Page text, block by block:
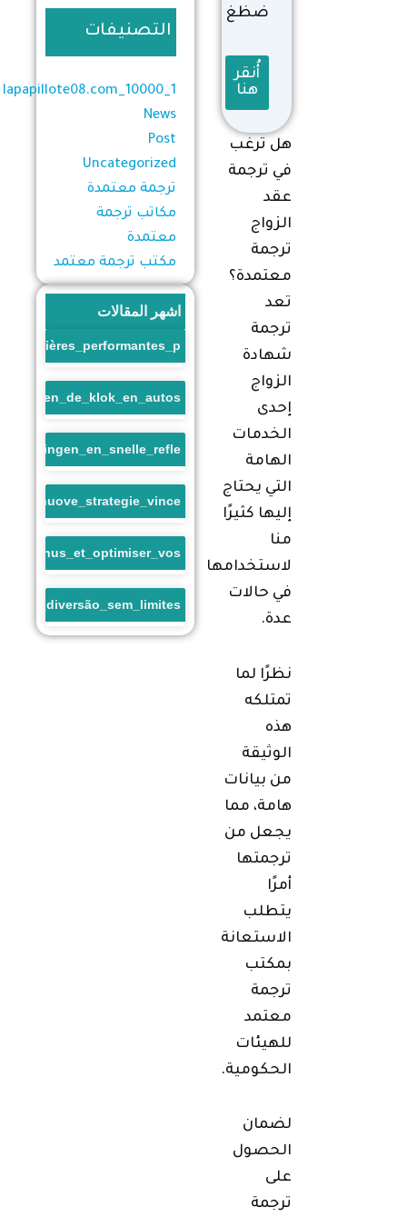
ضظغ
أُنقر
هنا
هل ترغب
في ترجمة
عقد
الزواج
ترجمة
معتمدة؟
تعد
ترجمة
شهادة
الزواج
إحدى
الخدمات
الهامة
التي يحتاج
إليها كثيرًا
منا
لاستخدامها
في حالات
عدة.
نظرًا لما
تمتلكه
هذه
الوثيقة
من بيانات
هامة، مما
يجعل من
ترجمتها
أمرًا
يتطلب
الاستعانة
بمكتب
ترجمة
معتمد
للهيئات
الحكومية.
لضمان
الحصول
على
ترجمة
التصنيفات
1_lapapillote08.com_10000
News
Post
Uncategorized
ترجمة معتمدة
مكاتب ترجمة
معتمدة
مكتب ترجمة معتمد
اشهر المقالات